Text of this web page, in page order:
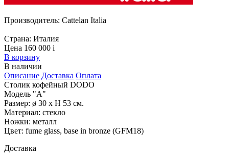
Производитель: Cattelan Italia
Страна: Италия
Цена 160 000 i
В корзину
В наличии
Описание Доставка Оплата
Столик кофейный DODO
Модель "A"
Размер: ø 30 x H 53 см.
Материал: стекло
Ножки: металл
Цвет: fume glass, base in bronze (GFM18)
Доставка